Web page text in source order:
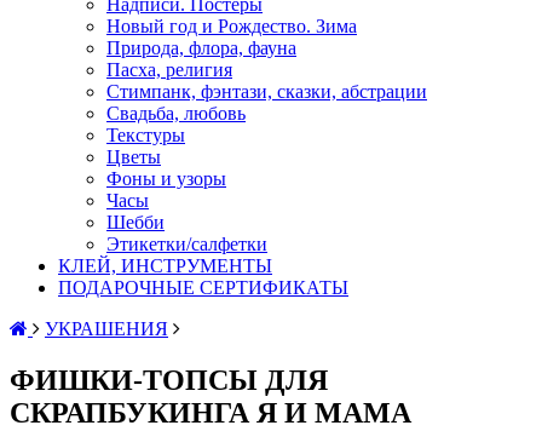
Надписи. Постеры
Новый год и Рождество. Зима
Природа, флора, фауна
Пасха, религия
Стимпанк, фэнтази, сказки, абстрации
Свадьба, любовь
Текстуры
Цветы
Фоны и узоры
Часы
Шебби
Этикетки/салфетки
КЛЕЙ, ИНСТРУМЕНТЫ
ПОДАРОЧНЫЕ СЕРТИФИКАТЫ
УКРАШЕНИЯ
ФИШКИ-ТОПСЫ ДЛЯ
СКРАПБУКИНГА Я И МАМА